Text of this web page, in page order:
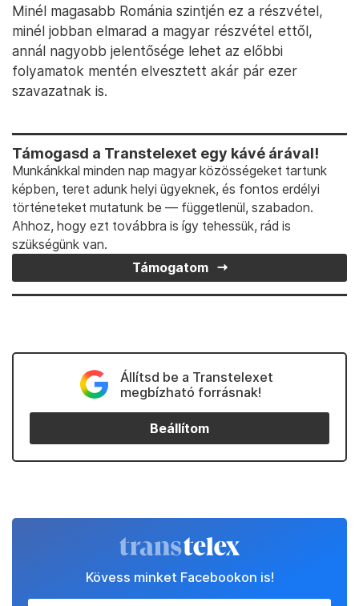
Minél magasabb Románia szintjén ez a részvétel,
minél jobban elmarad a magyar részvétel ettől,
annál nagyobb jelentősége lehet az előbbi
folyamatok mentén elvesztett akár pár ezer
szavazatnak is.
Támogasd a Transtelexet egy kávé árával!
Munkánkkal minden nap magyar közösségeket tartunk
képben, teret adunk helyi ügyeknek, és fontos erdélyi
történeteket mutatunk be — függetlenül, szabadon.
Ahhoz, hogy ezt továbbra is így tehessük, rád is
szükségünk van.
Támogatom
Állítsd be a Transtelexet
megbízható forrásnak!
Beállítom
Kövess minket Facebookon is!